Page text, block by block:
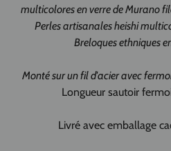
multicolores en verre de Murano
Perles artisanales heishi
Breloques ethniques
Monté sur un fil d'acier avec
Longueur sautoir
Livré avec emballage